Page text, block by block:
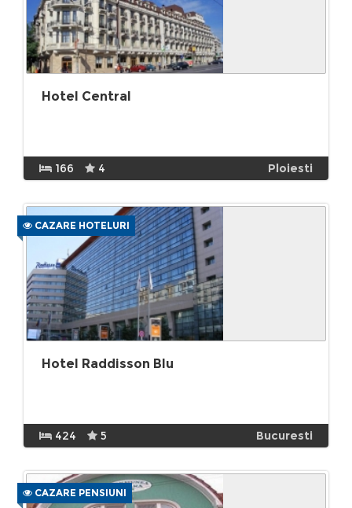
Hotel Central
166 4 Ploiesti
CAZARE HOTELURI
Hotel Raddisson Blu
424 5 Bucuresti
CAZARE PENSIUNI